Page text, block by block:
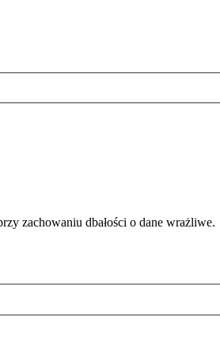
zachowaniu dbałości o dane wrażliwe.